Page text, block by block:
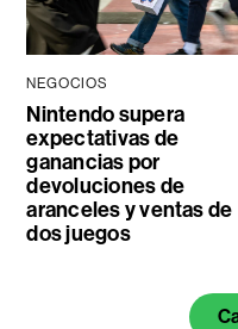
NEGOCIOS
Nintendo supera
expectativas de
ganancias por
devoluciones de
aranceles y ventas de
dos juegos